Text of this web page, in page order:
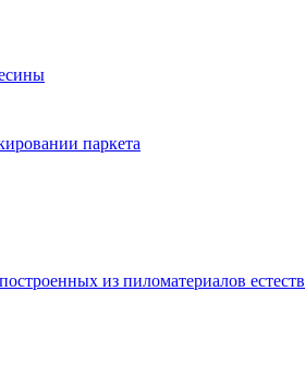
паркета
из пиломатериалов